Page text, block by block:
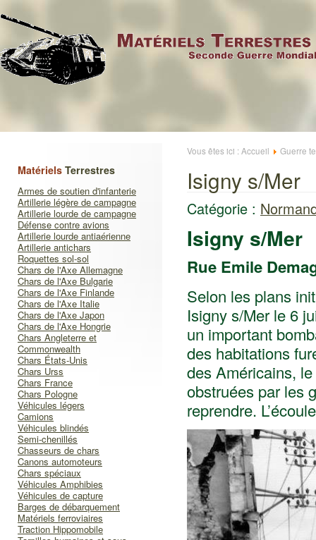
Matériels Terrestres
Armes de soutien d'infanterie
Artillerie légère de campagne
Artillerie lourde de campagne
Défense contre avions
Artillerie lourde antiaérienne
Artillerie antichars
Roquettes sol-sol
Chars de l'Axe Allemagne
Chars de l'Axe Bulgarie
Chars de l'Axe Finlande
Chars de l'Axe Italie
Chars de l'Axe Japon
Chars de l'Axe Hongrie
Chars Angleterre et
Commonwealth
Chars États-Unis
Chars Urss
Chars France
Chars Pologne
Véhicules légers
Camions
Véhicules blindés
Semi-chenillés
Chasseurs de chars
Canons automoteurs
Chars spéciaux
Véhicules Amphibies
Véhicules de capture
Barges de débarquement
Matériels ferroviaires
Traction Hippomobile
Vous êtes ici : Accueil Guerre
Isigny s/Mer
Catégorie :
Isigny s/Mer
Rue Emile
Selon les plans
Isigny s/Mer le 6
un important
des habitations
des Américains,
obstruées par les
reprendre.